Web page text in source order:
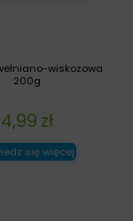
wiskozowa
200g
4,99 zł
się więcej